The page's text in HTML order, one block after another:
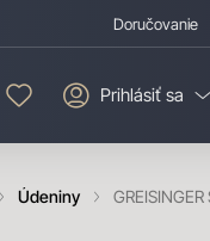
Doručovanie
Prihlásiť sa
Údeniny